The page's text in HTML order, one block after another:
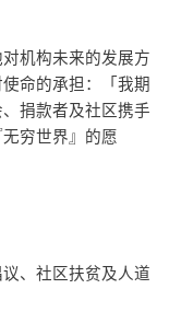
机构未来的发展方
命的承担：「我期
捐款者及社区携手
穷世界』的愿
、社区扶贫及人道